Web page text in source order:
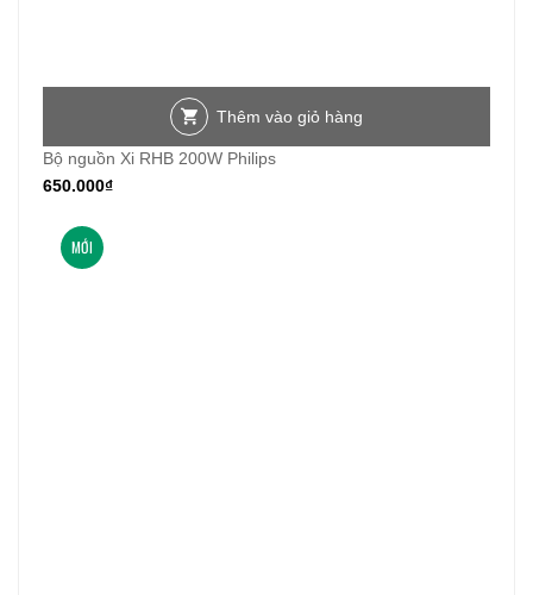
Thêm vào giỏ hàng
Bộ nguồn Xi RHB 200W Philips
650.000₫
MỚI